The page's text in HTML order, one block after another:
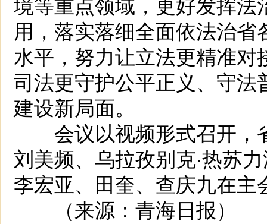
用，落实落细全面依法治
水平，努力让立法更精准
司法更守护公平正义、守
建设新局面。
会议以视频形式召开，
刘美频、乌拉孜别克·热苏
李宏亚、田奎、查庆九在主
（来源：青海日报）